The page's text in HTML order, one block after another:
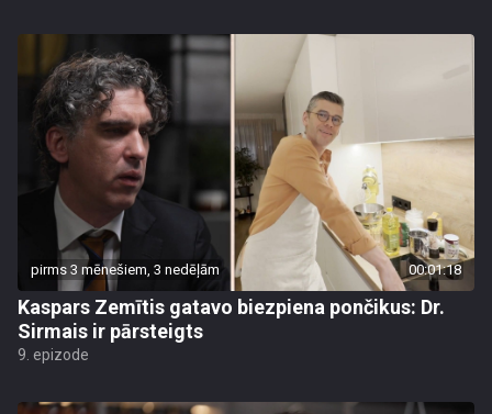
pirms 3 mēnešiem, 3 nedēļām 00:01:18
Kaspars Zemītis gatavo biezpiena pončikus: Dr.
Sirmais ir pārsteigts
9. epizode